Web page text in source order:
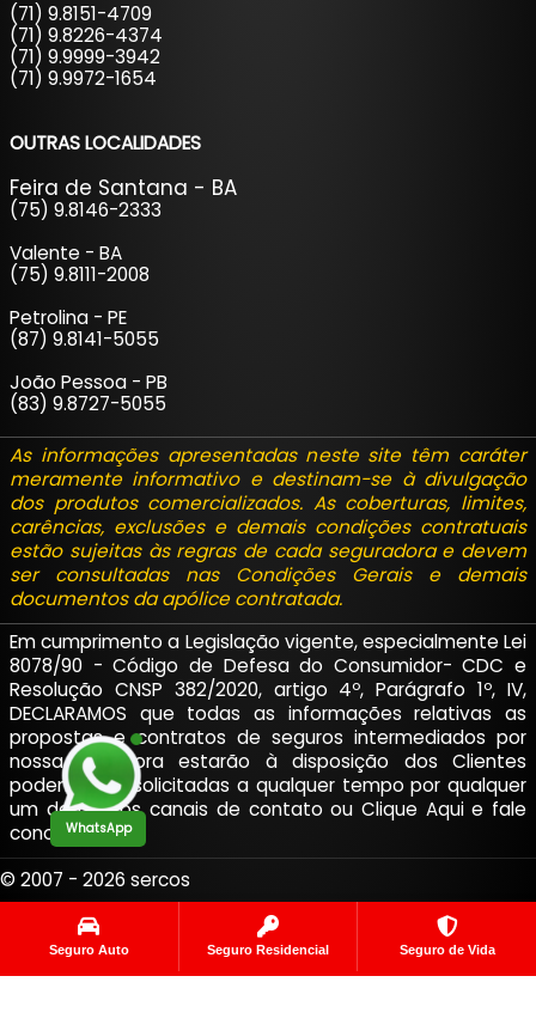
Seguro Auto Seguro Residencial Seguro de Vida
(71) 9.8151-4709
(71) 9.8226-4374
(71) 9.9999-3942
(71) 9.9972-1654
OUTRAS LOCALIDADES
Feira de Santana - BA
(75) 9.8146-2333
Valente - BA
(75) 9.8111-2008
Petrolina - PE
(87) 9.8141-5055
João Pessoa - PB
(83) 9.8727-5055
As informações apresentadas neste site têm caráter
meramente informativo e destinam-se à divulgação
dos produtos comercializados. As coberturas, limites,
carências, exclusões e demais condições contratuais
estão sujeitas às regras de cada seguradora e devem
ser consultadas nas Condições Gerais e demais
documentos da apólice contratada.
Em cumprimento a Legislação vigente, especialmente Lei
8078/90 - Código de Defesa do Consumidor- CDC e
Resolução CNSP 382/2020, artigo 4º, Parágrafo 1º, IV,
DECLARAMOS que todas as informações relativas as
propostas e contratos de seguros intermediados por
nossa corretora estarão à disposição dos Clientes
podendo ser solicitadas a qualquer tempo por qualquer
um de nossos canais de contato ou Clique Aquie fale
conosco.
© 2007 - 2026 sercos
WhatsApp
By NetArts